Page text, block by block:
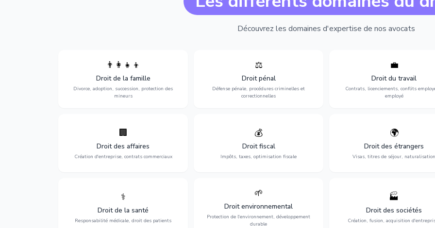
Découvrez les domaines d'expertise de nos avocats
👨‍👩‍👧‍👦
Droit de la famille
Divorce, adoption, succession, protection des
mineurs
succession et protection des personnes
vulnérables.
⚖️
Droit pénal
Défense pénale, procédures criminelles et
correctionnelles
Expertise en matière pénale, de
l'assistance en garde à vue jusqu'au
procès, pour toute affaire correctionnelle
ou criminelle.
💼
Droit du travail
Contrats, licenciements, conflits
employé
Protection de vos droits au
contrats, licenciements,
discrimination et conflits avec
l'employeur.
🏢
Droit des affaires
Création d'entreprise, contrats commerciaux
Accompagnement complet pour votre
entreprise : création, contrats
commerciaux, concurrence et litiges.
💰
Droit fiscal
Impôts, taxes, optimisation fiscale
Optimisation de votre situation fiscale :
déclarations, contentieux, contrôles
fiscaux et planification.
🌍
Droit des étrangers
Visas, titres de séjour, naturalisation
Obtention de vos droits de séjour :
cartes de séjour, regroupement
naturalisation.
⚕️
Droit de la santé
Responsabilité médicale, droit des patients
Défense de vos droits médicaux : erreurs
médicales, responsabilité des praticiens
et indemnisation.
🌱
Droit environnemental
Protection de l'environnement, développement
durable
environnementale, litiges et
développement durable.
🏭
Droit des sociétés
Création, fusion, acquisition
Structuration de votre société :
fusion-acquisition, gouvernance
restructuration.